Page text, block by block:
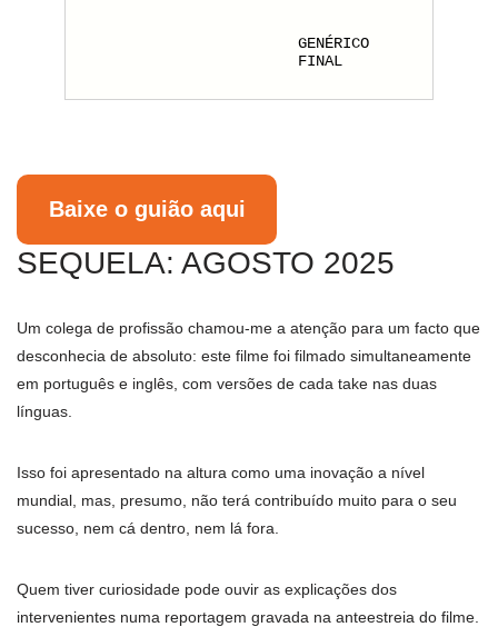
GENÉRICO
FINAL
Baixe o guião aqui
SEQUELA: AGOSTO 2025
Um colega de profissão chamou-me a atenção para um facto que
desconhecia de absoluto: este filme foi filmado simultaneamente
em português e inglês, com versões de cada take nas duas
línguas.
Isso foi apresentado na altura como uma inovação a nível
mundial, mas, presumo, não terá contribuído muito para o seu
sucesso, nem cá dentro, nem lá fora.
Quem tiver curiosidade pode ouvir as explicações dos
intervenientes numa reportagem gravada na anteestreia do filme.